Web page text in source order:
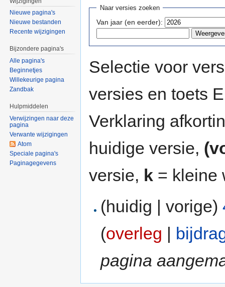
Naar versies zoeken
Van jaar (en eerder):
Selectie voor
versies en toets
Verklaring
huidige versie,
versie, k = kleine
(huidig | vorige)
(overleg |
pagina
Nieuwe pagina's
Nieuwe bestanden
Recente wijzigingen
Bijzondere pagina's
Alle pagina's
Beginnetjes
Willekeurige pagina
Zandbak
Hulpmiddelen
Verwijzingen naar deze
pagina
Verwante wijzigingen
Atom
Speciale pagina's
Paginagegevens